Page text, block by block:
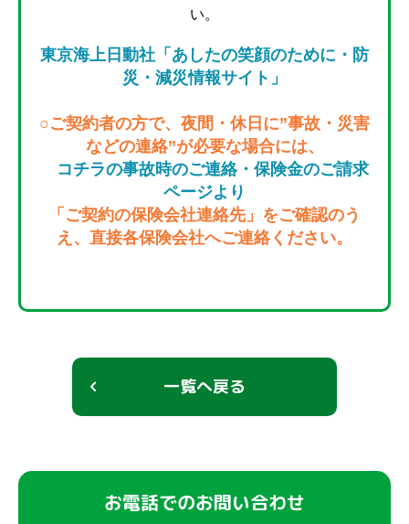
い。
東京海上日動社「あしたの笑顔のために・防
災・減災情報サイト」
○ご契約者の方で、夜間・休日に”事故・災害
などの連絡”が必要な場合には、
コチラの事故時のご連絡・保険金のご請求
ページより
「ご契約の保険会社連絡先」をご確認のう
え、 直接各保険会社へご連絡ください。
一覧へ戻る
お電話でのお問い合わせ